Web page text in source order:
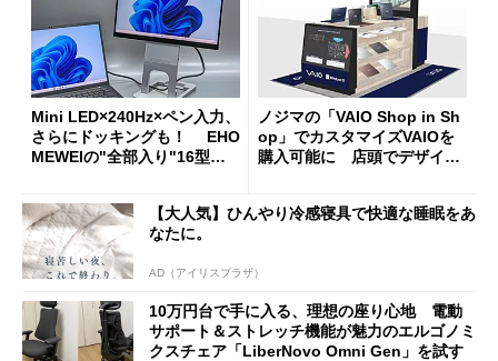
Mini LED×240Hz×ペン入力、
さらにドッキングも！ EHO
MEWEIの"全部入り"16型モ
ノジマの「VAIO Shop in Sh
op」でカスタマイズVAIOを
購入可能に 店頭でデザイン
【大人気】ひんやり冷感寝具で快適な睡眠をあ
なたに。
AD（アイリスプラザ）
10万円台で手に入る、理想の座り心地 電動
サポート＆ストレッチ機能が魅力のエルゴノミ
クスチェア「LiberNovo Omni Gen」を試す